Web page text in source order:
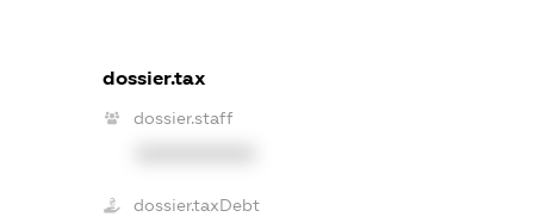
dossier.tax
dossier.staff
dossier.taxDebt